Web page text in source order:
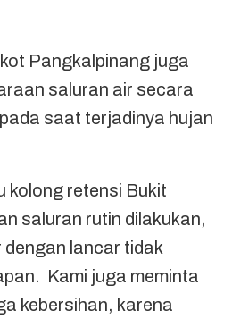
Pangkalpinang juga
saluran air secara
saat terjadinya hujan
kolong retensi Bukit
saluran rutin dilakukan,
lancar tidak
Kami juga meminta
kebersihan, karena